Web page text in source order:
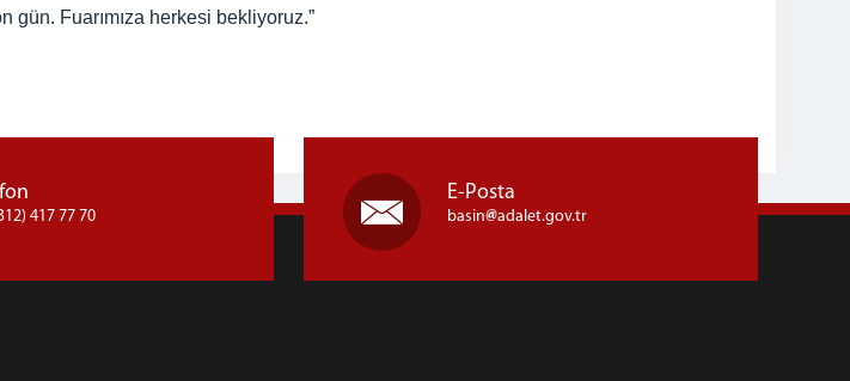
gün. Fuarımıza herkesi bekliyoruz.”
417 77 70
E-Posta
basin adalet.gov.tr